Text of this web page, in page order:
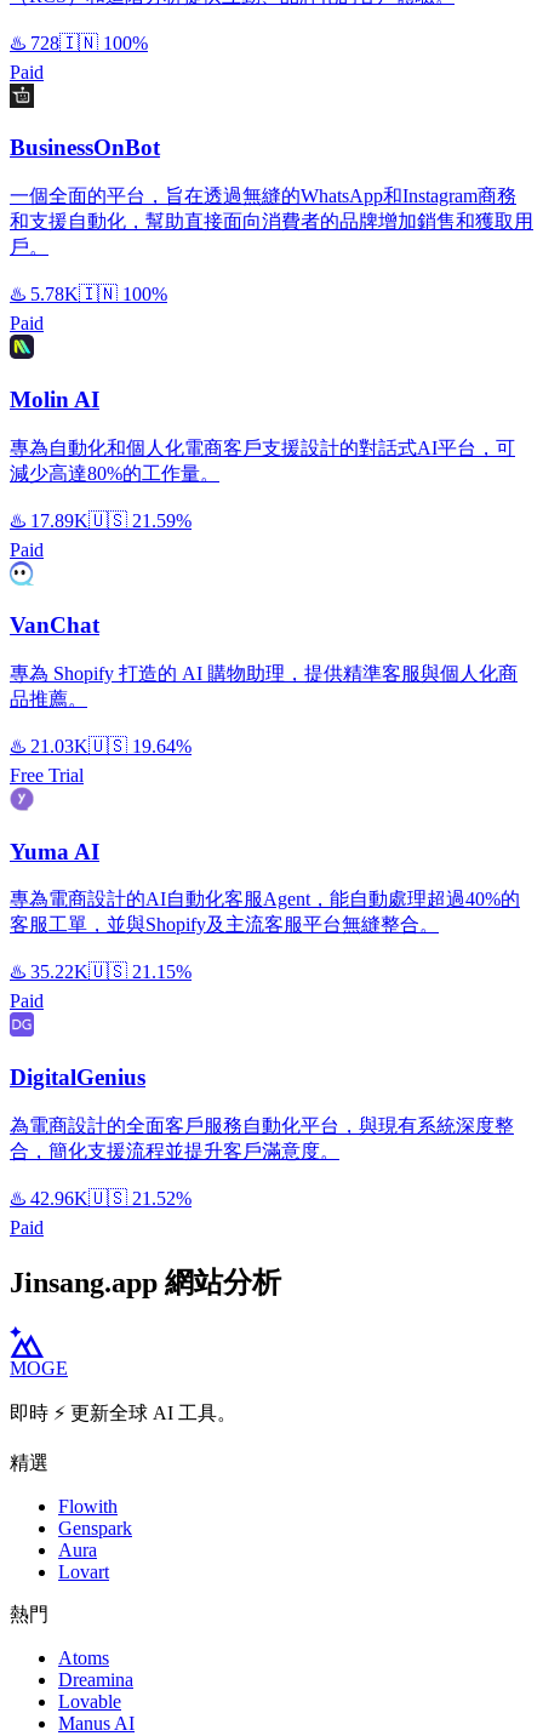
♨️ 728🇮🇳 100%
Paid
BusinessOnBot
一個全面的平台，旨在透過無縫的WhatsApp和Instagram商務
和支援自動化，幫助直接面向消費者的品牌增加銷售和獲取用
戶。
♨️ 5.78K🇮🇳 100%
Paid
Molin AI
專為自動化和個人化電商客戶支援設計的對話式AI平台，可
減少高達80%的工作量。
♨️ 17.89K🇺🇸 21.59%
Paid
VanChat
專為 Shopify 打造的 AI 購物助理，提供精準客服與個人化商
品推薦。
♨️ 21.03K🇺🇸 19.64%
Free Trial
Yuma AI
專為電商設計的AI自動化客服Agent，能自動處理超過40%的
客服工單，並與Shopify及主流客服平台無縫整合。
♨️ 35.22K🇺🇸 21.15%
Paid
DigitalGenius
為電商設計的全面客戶服務自動化平台，與現有系統深度整
合，簡化支援流程並提升客戶滿意度。
♨️ 42.96K🇺🇸 21.52%
Paid
Jinsang.app 網站分析
MOGE
即時 ⚡️ 更新全球 AI 工具。
精選
Flowith
Genspark
Aura
Lovart
熱門
Atoms
Dreamina
Lovable
Manus AI